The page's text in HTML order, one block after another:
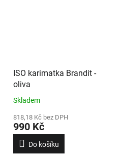
ISO karimatka Brandit -
oliva
Skladem
818,18 Kč bez DPH
990 Kč
Do košíku